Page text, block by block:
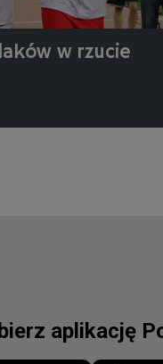
w rzucie
aplikację